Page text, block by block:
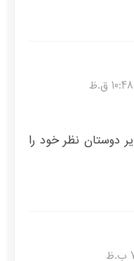
دوستان نظر خود را